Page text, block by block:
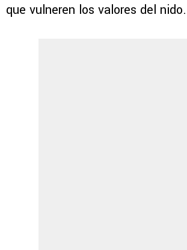
que vulneren los valores del nido.